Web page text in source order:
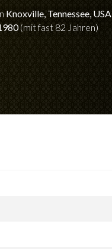
Knoxville, Tennessee, USA
(mit fast 82 Jahren)